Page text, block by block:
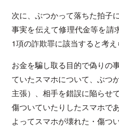
次に、ぶつかって落ちた拍子
事実を伝えて修理代金等を請
1項の詐欺罪に該当すると考え
お金を騙し取る目的で偽りの
ていたスマホについて、ぶつ
主張）、相手を錯誤に陥らせ
傷ついていたりしたスマホで
よってスマホが壊れた・傷つ